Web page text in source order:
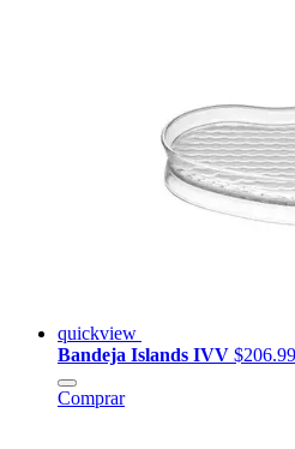
quickview
Bandeja Islands IVV
Comprar